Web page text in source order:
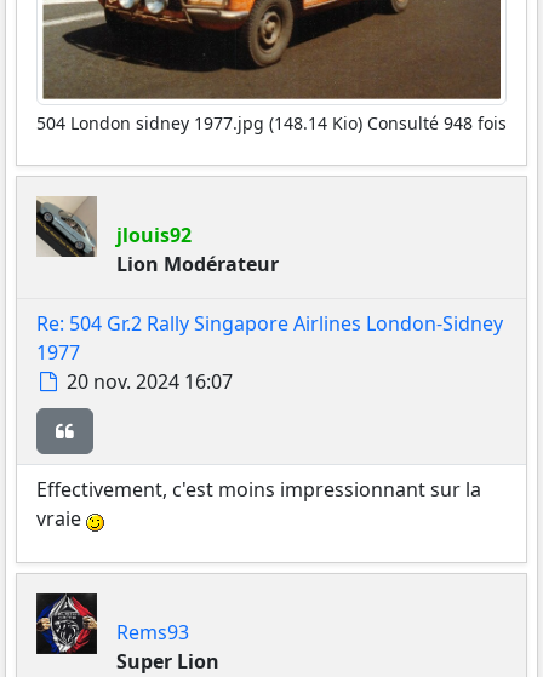
504 London sidney 1977.jpg (148.14 Kio) Consulté 948 fois
jlouis92
Lion Modérateur
Re: 504 Gr.2 Rally Singapore Airlines London-Sidney
1977
Message
20 nov. 2024 16:07
Effectivement, c'est moins impressionnant sur la
vraie
Rems93
Super Lion